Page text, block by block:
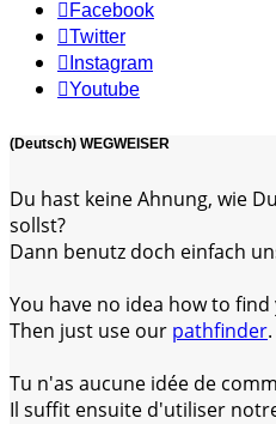
Facebook
Twitter
Instagram
Youtube
(Deutsch) WEGWEISER
Du hast keine Ahnung, wie
sollst?
Dann benutz doch einfach
You have no idea how to
Then just use our pathfinder.
Tu n'as aucune idée de
Il suffit ensuite d'utiliser